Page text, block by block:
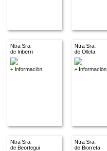
Ntra Sra.
de Iriberri
+ Información
Ntra Sra.
de Olleta
+ Información
Ntra Sra.
de Beortegui
Ntra Sra.
de Biorreta